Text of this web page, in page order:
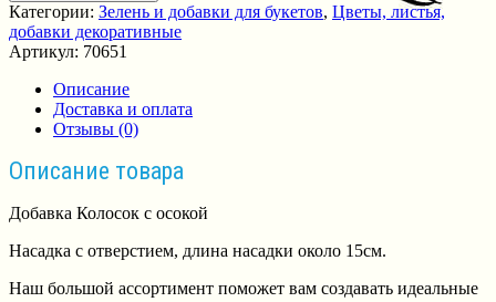
Категории: Зелень и добавки для букетов, Цветы, листья,
добавки декоративные
Артикул: 70651
Описание
Доставка и оплата
Отзывы (0)
Описание товара
Добавка Колосок с осокой
Насадка с отверстием, длина насадки около 15см.
Наш большой ассортимент поможет вам создавать идеальные